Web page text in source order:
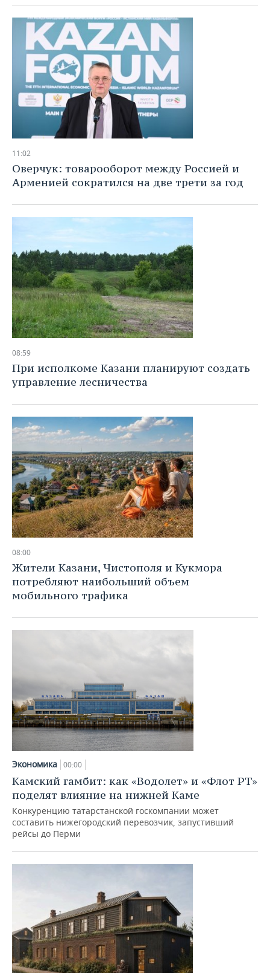
11:02
Оверчук: товарооборот между Россией и
Арменией сократился на две трети за год
08:59
При исполкоме Казани планируют создать
управление лесничества
08:00
Жители Казани, Чистополя и Кукмора
потребляют наибольший объем
мобильного трафика
Экономика 00:00
Камский гамбит: как «Водолет» и «Флот РТ»
поделят влияние на нижней Каме
Конкуренцию татарстанской госкомпании может
составить нижегородский перевозчик, запустивший
рейсы до Перми